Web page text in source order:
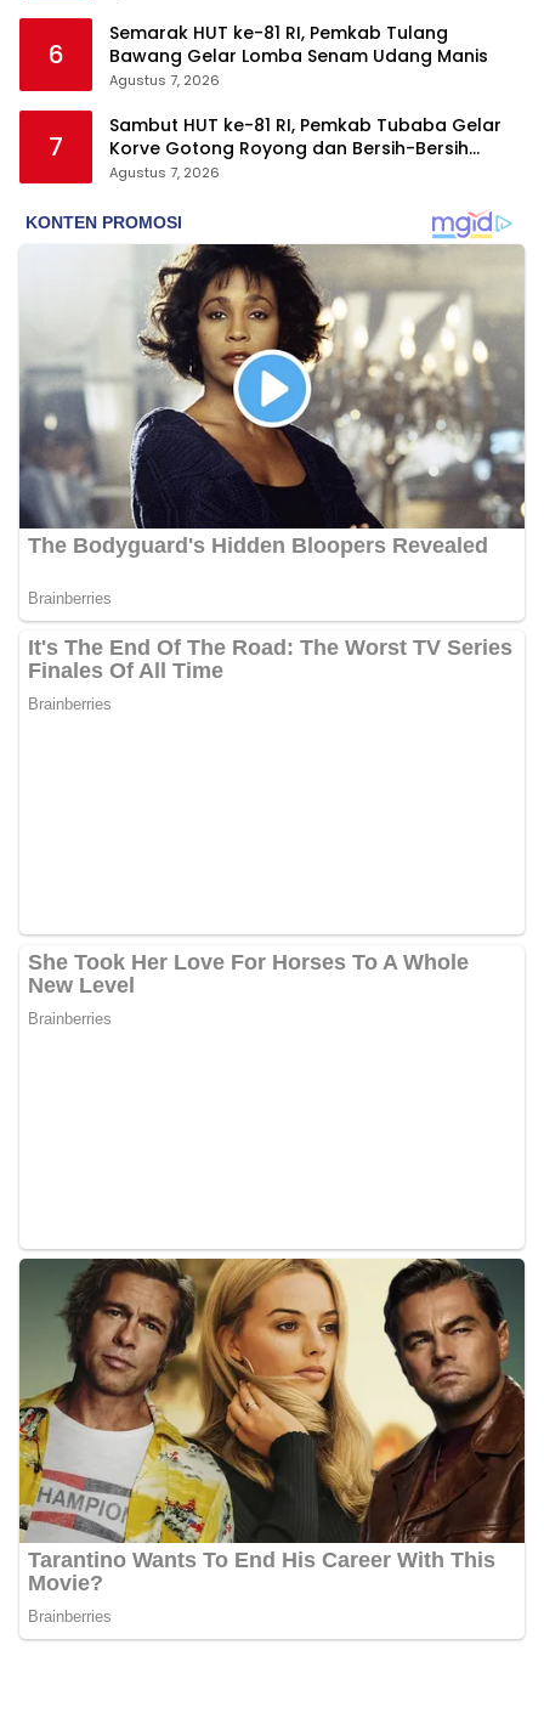
6
Semarak HUT ke-81 RI, Pemkab Tulang
Bawang Gelar Lomba Senam Udang Manis
Agustus 7, 2026
7
Sambut HUT ke-81 RI, Pemkab Tubaba Gelar
Korve Gotong Royong dan Bersih-Bersih
Serentak
Agustus 7, 2026